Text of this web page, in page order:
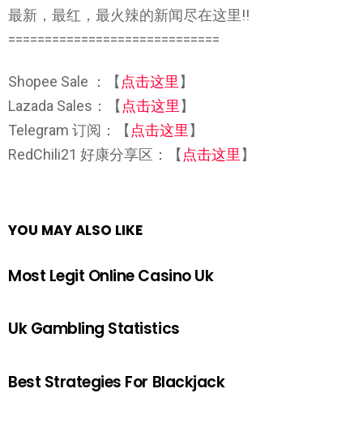
最新，最红，最火辣的新闻尽在这里!!
=============================
Shopee Sale ：【 点击这里 】
Lazada Sales：【 点击这里 】
Telegram 订阅：【 点击这里 】
RedChili21 好康分享区：【 点击这里 】
YOU MAY ALSO LIKE
Most Legit Online Casino Uk
Uk Gambling Statistics
Best Strategies For Blackjack